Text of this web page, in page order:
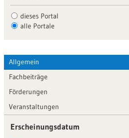
dieses Portal
alle Portale
Allgemein
Fachbeiträge
Förderungen
Veranstaltungen
Erscheinungsdatum